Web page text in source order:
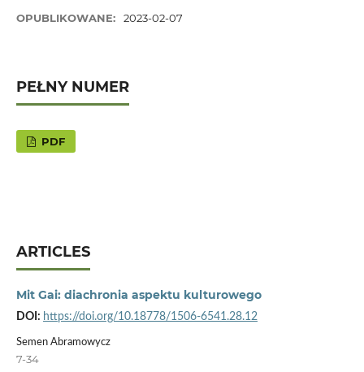
OPUBLIKOWANE: 2023-02-07
PEŁNY NUMER
PDF
ARTICLES
Mit Gai: diachronia aspektu kulturowego
DOI: https://doi.org/10.18778/1506-6541.28.12
Semen Abramowycz
7-34